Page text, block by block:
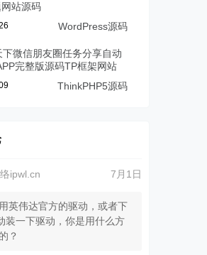
站源码
WordPress源码
下微信朋友圈任务分享自动
完整版源码TP框架网站
ThinkPHP5源码
ipwl.cn 7月1日
英伟达官方的驱动，或者下
装一下驱动，你是用什么方
？